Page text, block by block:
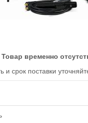
Товар временно
и срок поставки